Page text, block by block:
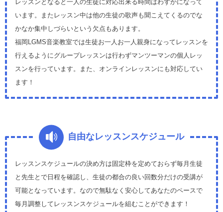
レッスンとなると一人の生徒に対応出来る時間はわずかになって
います。またレッスン中は他の生徒の歌声も聞こえてくるのでな
かなか集中しづらいという欠点もあります。
福岡LGMS音楽教室では生徒お一人お一人親身になってレッスンを
行えるようにグループレッスンは行わずマンツーマンの個人レッ
スンを行っています。また、オンラインレッスンにも対応してい
ます！
自由なレッスンスケジュール
レッスンスケジュールの決め方は固定枠を定めておらず毎月生徒
と先生とで日程を確認し、生徒の都合の良い回数分だけの受講が
可能となっています。なので無駄なく安心してあなたのペースで
毎月調整してレッスンスケジュールを組むことができます！